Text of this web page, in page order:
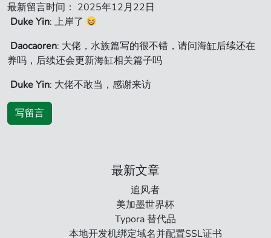
最新留言时间： 2025年12月22日
Duke Yin: 上岸了
Daocaoren: 大佬，水族篇写的很不错，请问海缸后续还在
养吗，后续还会更新海缸相关篇子吗
Duke Yin: 大佬不敢当，感谢来访
写留言
最新文章
追风者
美加墨世界杯
Typora 替代品
本地开发机绑定域名并配置SSL证书